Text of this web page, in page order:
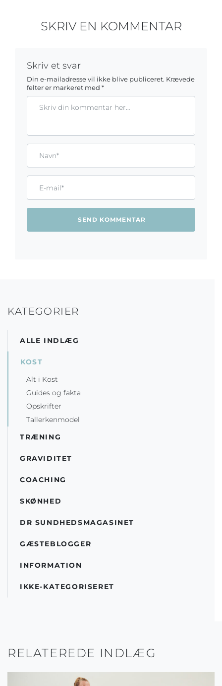
SKRIV EN KOMMENTAR
Skriv et svar
Din e-mailadresse vil ikke blive publiceret. Krævede
felter er markeret med *
KATEGORIER
ALLE INDLÆG
KOST
Alt i Kost
Guides og fakta
Opskrifter
Tallerkenmodel
TRÆNING
GRAVIDITET
COACHING
SKØNHED
DR SUNDHEDSMAGASINET
GÆSTEBLOGGER
INFORMATION
IKKE-KATEGORISERET
RELATEREDE INDLÆG